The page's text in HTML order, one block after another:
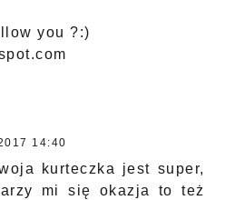
you ?:)
14:40
kurteczka jest super,
mi się okazja to też